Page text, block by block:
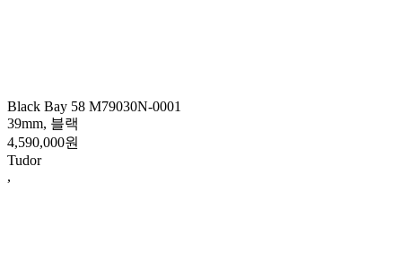
Black Bay 58 M79030N-0001
39mm, 블랙
4,590,000원
Tudor
,